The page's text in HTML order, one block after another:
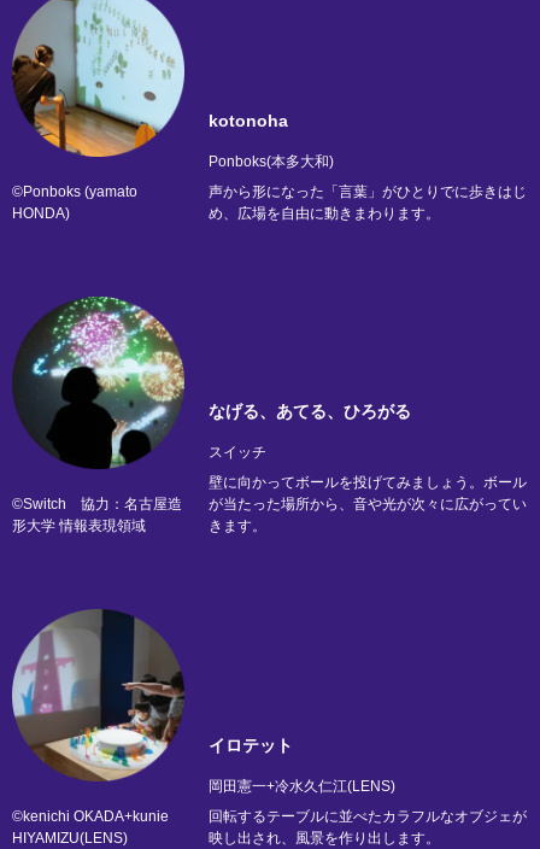
©Ponboks (yamato
HONDA)
kotonoha
Ponboks(本多大和)
声から形になった「言葉」がひとりでに歩きはじ
め、広場を自由に動きまわります。
©Switch 協力：名古屋造
形大学 情報表現領域
なげる、あてる、ひろがる
スイッチ
壁に向かってボールを投げてみましょう。ボール
が当たった場所から、音や光が次々に広がってい
きます。
©kenichi OKADA+kunie
HIYAMIZU(LENS)
イロテット
岡田憲一+冷水久仁江(LENS)
回転するテーブルに並べたカラフルなオブジェが
映し出され、風景を作り出します。